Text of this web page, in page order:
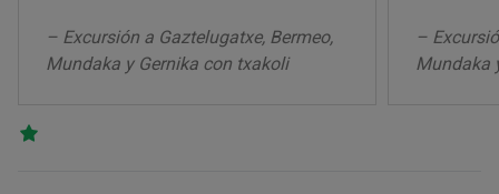
– Excursión a Gaztelugatxe, Bermeo,
Mundaka y Gernika con txakoli
–
Mundaka